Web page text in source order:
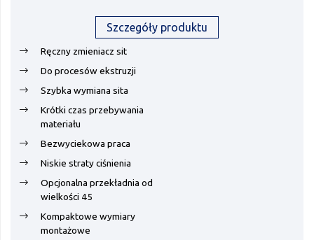
Szczegóły produktu
Ręczny zmieniacz sit
Do procesów ekstruzji
Szybka wymiana sita
Krótki czas przebywania
materiału
Bezwyciekowa praca
Niskie straty ciśnienia
Opcjonalna przekładnia od
wielkości 45
Kompaktowe wymiary
montażowe